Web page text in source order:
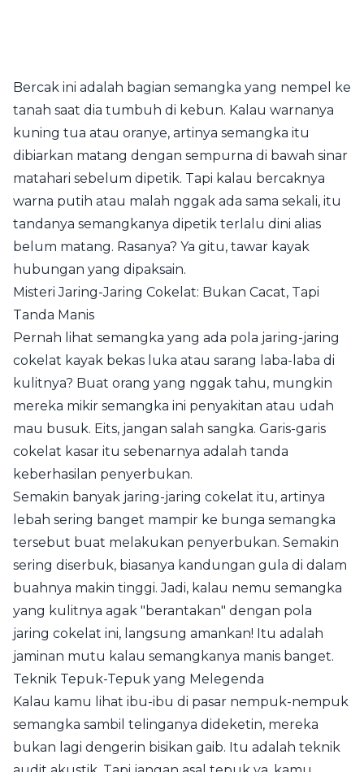
Bercak ini adalah bagian semangka yang nempel ke
tanah saat dia tumbuh di kebun. Kalau warnanya
kuning tua atau oranye, artinya semangka itu
dibiarkan matang dengan sempurna di bawah sinar
matahari sebelum dipetik. Tapi kalau bercaknya
warna putih atau malah nggak ada sama sekali, itu
tandanya semangkanya dipetik terlalu dini alias
belum matang. Rasanya? Ya gitu, tawar kayak
hubungan yang dipaksain.
Misteri Jaring-Jaring Cokelat: Bukan Cacat, Tapi
Tanda Manis
Pernah lihat semangka yang ada pola jaring-jaring
cokelat kayak bekas luka atau sarang laba-laba di
kulitnya? Buat orang yang nggak tahu, mungkin
mereka mikir semangka ini penyakitan atau udah
mau busuk. Eits, jangan salah sangka. Garis-garis
cokelat kasar itu sebenarnya adalah tanda
keberhasilan penyerbukan.
Semakin banyak jaring-jaring cokelat itu, artinya
lebah sering banget mampir ke bunga semangka
tersebut buat melakukan penyerbukan. Semakin
sering diserbuk, biasanya kandungan gula di dalam
buahnya makin tinggi. Jadi, kalau nemu semangka
yang kulitnya agak "berantakan" dengan pola
jaring cokelat ini, langsung amankan! Itu adalah
jaminan mutu kalau semangkanya manis banget.
Teknik Tepuk-Tepuk yang Melegenda
Kalau kamu lihat ibu-ibu di pasar nempuk-nempuk
semangka sambil telinganya dideketin, mereka
bukan lagi dengerin bisikan gaib. Itu adalah teknik